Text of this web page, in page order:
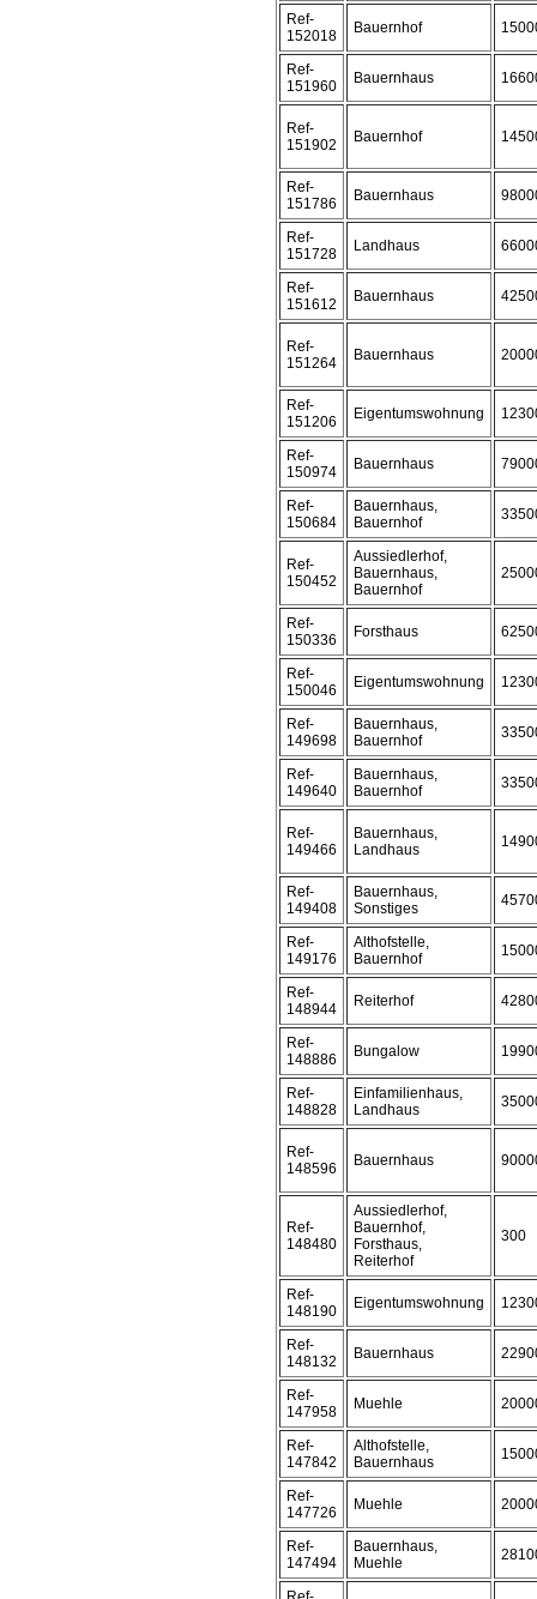
Ref-
152018
Bauernhof
Ref-
151960
Bauernhaus
Ref-
151902
Bauernhof
Ref-
151786
Bauernhaus
Ref-
151728
Landhaus
Ref-
151612
Bauernhaus
Ref-
151264
Bauernhaus
Ref-
151206
Eigentumswohnung
Ref-
150974
Bauernhaus
Ref-
150684
Bauernhaus,
Bauernhof
Ref-
150452
Aussiedlerhof,
Bauernhaus,
Bauernhof
Ref-
150336
Forsthaus
Ref-
150046
Eigentumswohnung
Ref-
149698
Bauernhaus,
Bauernhof
Ref-
149640
Bauernhaus,
Bauernhof
Ref-
149466
Bauernhaus,
Landhaus
Ref-
149408
Bauernhaus,
Sonstiges
Ref-
149176
Althofstelle,
Bauernhof
Ref-
148944
Reiterhof
Ref-
148886
Bungalow
Ref-
148828
Einfamilienhaus,
Landhaus
Ref-
148596
Bauernhaus
Ref-
148480
Aussiedlerhof,
Bauernhof,
Forsthaus,
Reiterhof
300
Ref-
148190
Eigentumswohnung
Ref-
148132
Bauernhaus
Ref-
147958
Muehle
Ref-
147842
Althofstelle,
Bauernhaus
Ref-
147726
Muehle
Ref-
147494
Bauernhaus,
Muehle